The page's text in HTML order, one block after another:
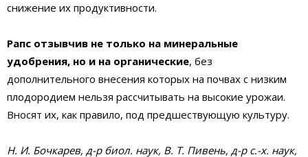
снижение их продуктивности.
Рапс отзывчив не только на минеральные
удобрения, но и на органические, без
дополнительного внесения которых на почвах с низким
плодородием нельзя рассчитывать на высокие урожаи.
Вносят их, как правило, под предшествующую культуру.
Н. И. Бочкарев, д-р биол. наук, В. Т. Пивень, д-р с.-х. наук,